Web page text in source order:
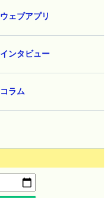
ウェブアプリ
インタビュー
コラム